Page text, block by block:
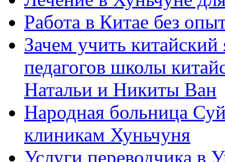
Работа в Китае без
Зачем учить
педагогов школы
Натальи и Никиты Ван
Народная больница
клиникам Хуньчуня
Услуги переводчика в